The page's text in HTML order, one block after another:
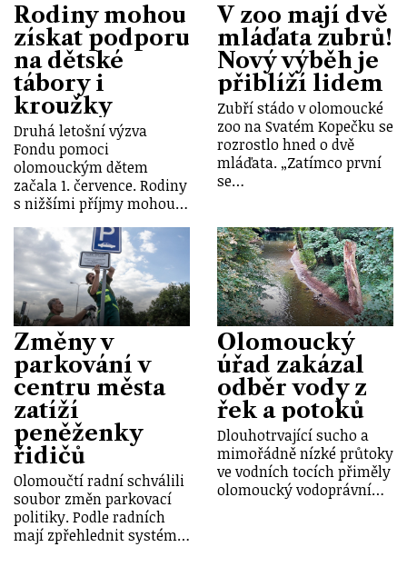
Rodiny mohou
získat podporu
na dětské
tábory i
kroužky
Druhá letošní výzva
Fondu pomoci
olomouckým dětem
začala 1. července. Rodiny
s nižšími příjmy mohou…
V zoo mají dvě
mláďata zubrů!
Nový výběh je
přiblíží lidem
Zubří stádo v olomoucké
zoo na Svatém Kopečku se
rozrostlo hned o dvě
mláďata. „Zatímco první
se…
Změny v
parkování v
centru města
zatíží
peněženky
řidičů
Olomoučtí radní schválili
soubor změn parkovací
politiky. Podle radních
mají zpřehlednit systém…
Olomoucký
úřad zakázal
odběr vody z
řek a potoků
Dlouhotrvající sucho a
mimořádně nízké průtoky
ve vodních tocích přiměly
olomoucký vodoprávní…